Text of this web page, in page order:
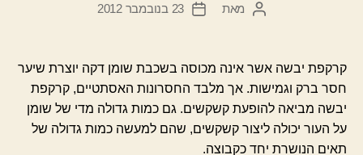
המחבר
מאת
תאריך
23 בנובמבר 2012
קרקפת יבשה אשר אינה מכוסה בשכבת שומן דקה יוצרת שיער
חסר ברק וגמישות. אך מלבד החסרונות האסתטיים, קרקפת
יבשה מביאה להופעת קשקשים. גם כמות גדולה מדי של שומן
על העור יכולה ליצור קשקשים, שהם למעשה כמות גדולה של
תאים הנושרת יחד כקבוצה.